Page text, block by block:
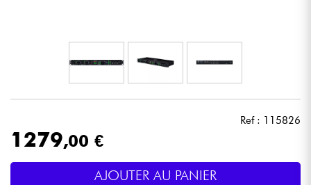
Eclairage
Ref : 115826
1279,00 €
AJOUTER AU PANIER